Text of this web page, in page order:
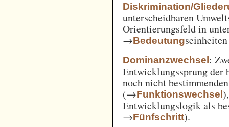
Diskrimination/
unterscheidbaren
Orientierungsfeld in
→Bedeutung
Dominanzwechsel:
Entwicklungssprung der
noch nicht
(→Funktionswechsel
Entwicklungslogik als
→Fünfschritt).